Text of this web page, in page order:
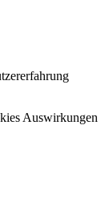
Auswirkungen